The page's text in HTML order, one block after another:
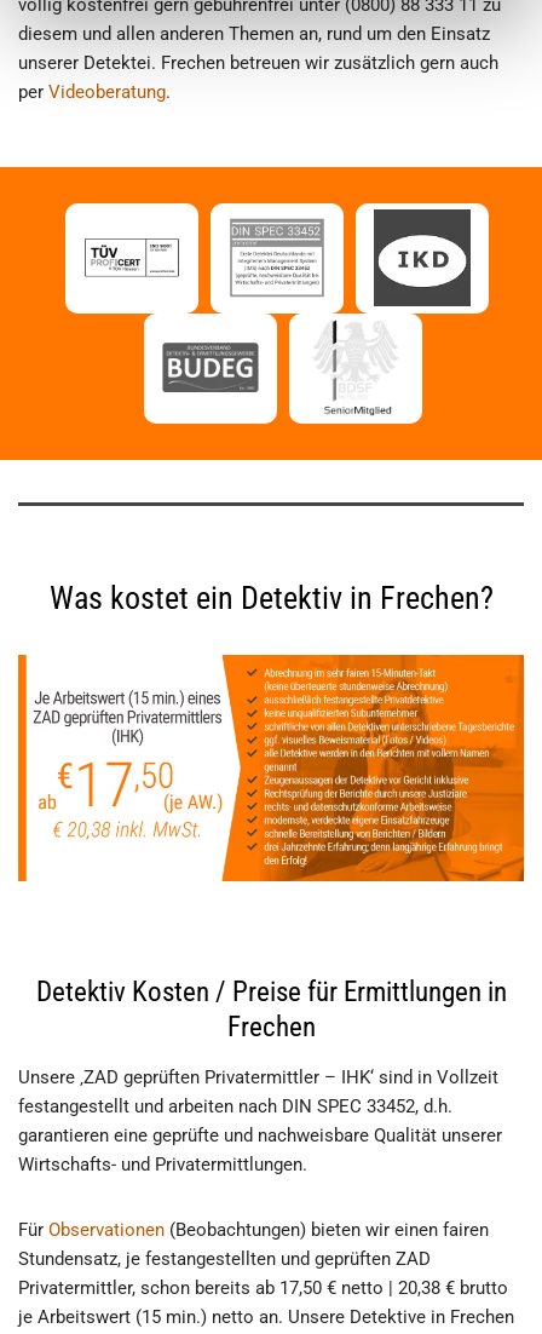
völlig kostenfrei gern gebührenfrei unter (0800) 88 333 11 zu
diesem und allen anderen Themen an, rund um den Einsatz
unserer Detektei. Frechen betreuen wir zusätzlich gern auch
per Videoberatung.
Was kostet ein Detektiv in Frechen?
Detektiv Kosten / Preise für Ermittlungen in
Frechen
Unsere ‚ZAD geprüften Privatermittler – IHK‘ sind in Vollzeit
festangestellt und arbeiten nach DIN SPEC 33452, d.h.
garantieren eine geprüfte und nachweisbare Qualität unserer
Wirtschafts- und Privatermittlungen.
Für Observationen (Beobachtungen) bieten wir einen fairen
Stundensatz, je festangestellten und geprüften ZAD
Privatermittler, schon bereits ab 17,50 € netto | 20,38 € brutto
je Arbeitswert (15 min.) netto an. Unsere Detektive in Frechen